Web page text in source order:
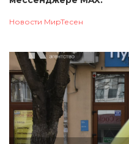
Новости МирТесен